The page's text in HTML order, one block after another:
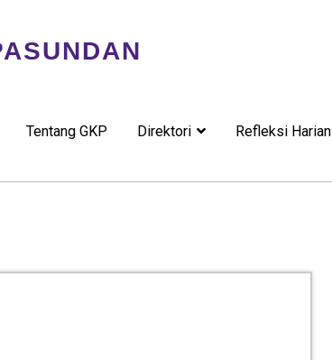
Tentang GKP Direktori Refleksi Harian